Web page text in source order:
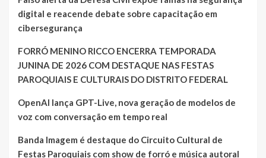
digital e reacende debate sobre capacitação em
cibersegurança
FORRÓ MENINO RICCO ENCERRA TEMPORADA
JUNINA DE 2026 COM DESTAQUE NAS FESTAS
PAROQUIAIS E CULTURAIS DO DISTRITO FEDERAL
OpenAI lança GPT-Live, nova geração de modelos de
voz com conversação em tempo real
Banda Imagem é destaque do Circuito Cultural de
Festas Paroquiais com show de forró e música autoral